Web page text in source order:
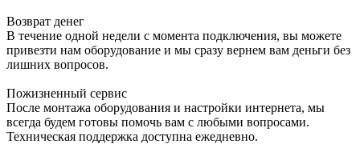
Возврат денег
В течение одной недели с момента подключения, вы можете
привезти нам оборудование и мы сразу вернем вам деньги без
лишних вопросов.
Пожизненный сервис
После монтажа оборудования и настройки интернета, мы
всегда будем готовы помочь вам с любыми вопросами.
Техническая поддержка доступна ежедневно.